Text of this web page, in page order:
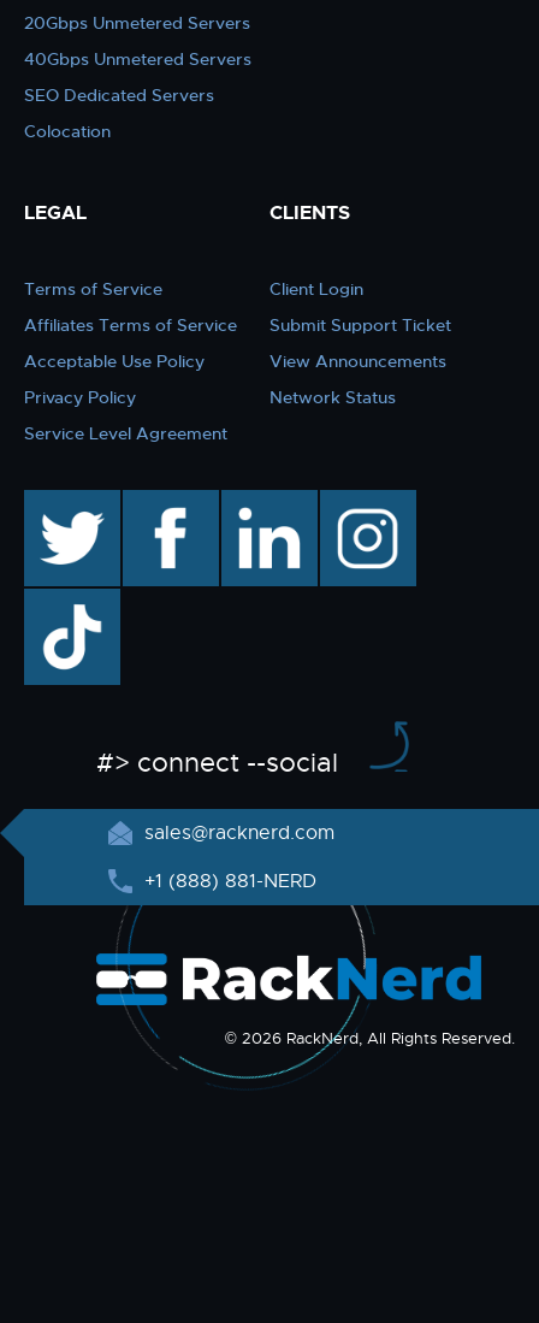
20Gbps Unmetered Servers
40Gbps Unmetered Servers
SEO Dedicated Servers
Colocation
LEGAL
Terms of Service
Affiliates Terms of Service
Acceptable Use Policy
Privacy Policy
Service Level Agreement
CLIENTS
Client Login
Submit Support Ticket
View Announcements
Network Status
facebook linkedin instagram
TikTok
#> connect --social
sales@racknerd.com
+1 (888) 881-NERD
© 2026 RackNerd, All Rights Reserved.